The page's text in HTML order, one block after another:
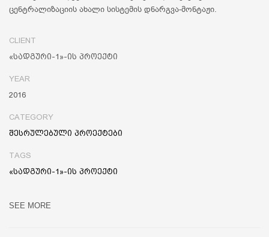
ცენტრალიზაციის ახალი სისტემის დნარგვა-მონტაჟი.
CLIENT
«სადგური-1»-ის პროექტი
YEAR
2016
CATEGORY
შესრულებული პროექტები
TAGS
«სადგური-1»-ის პროექტი
SEE MORE